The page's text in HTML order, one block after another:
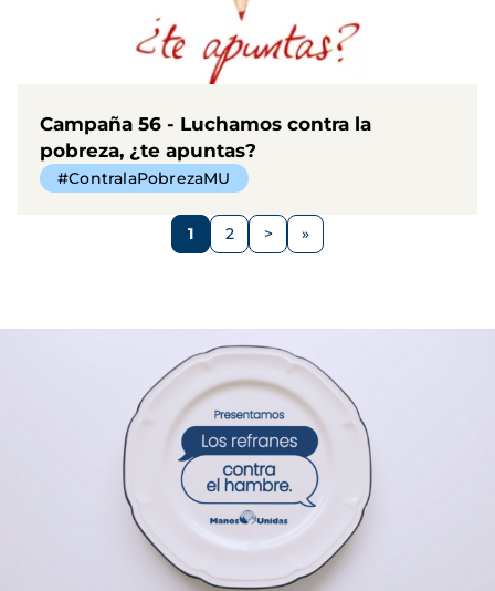
Campaña 56 - Luchamos contra la
pobreza, ¿te apuntas?
#ContralaPobrezaMU
Página
1 Página
2
Siguiente
>